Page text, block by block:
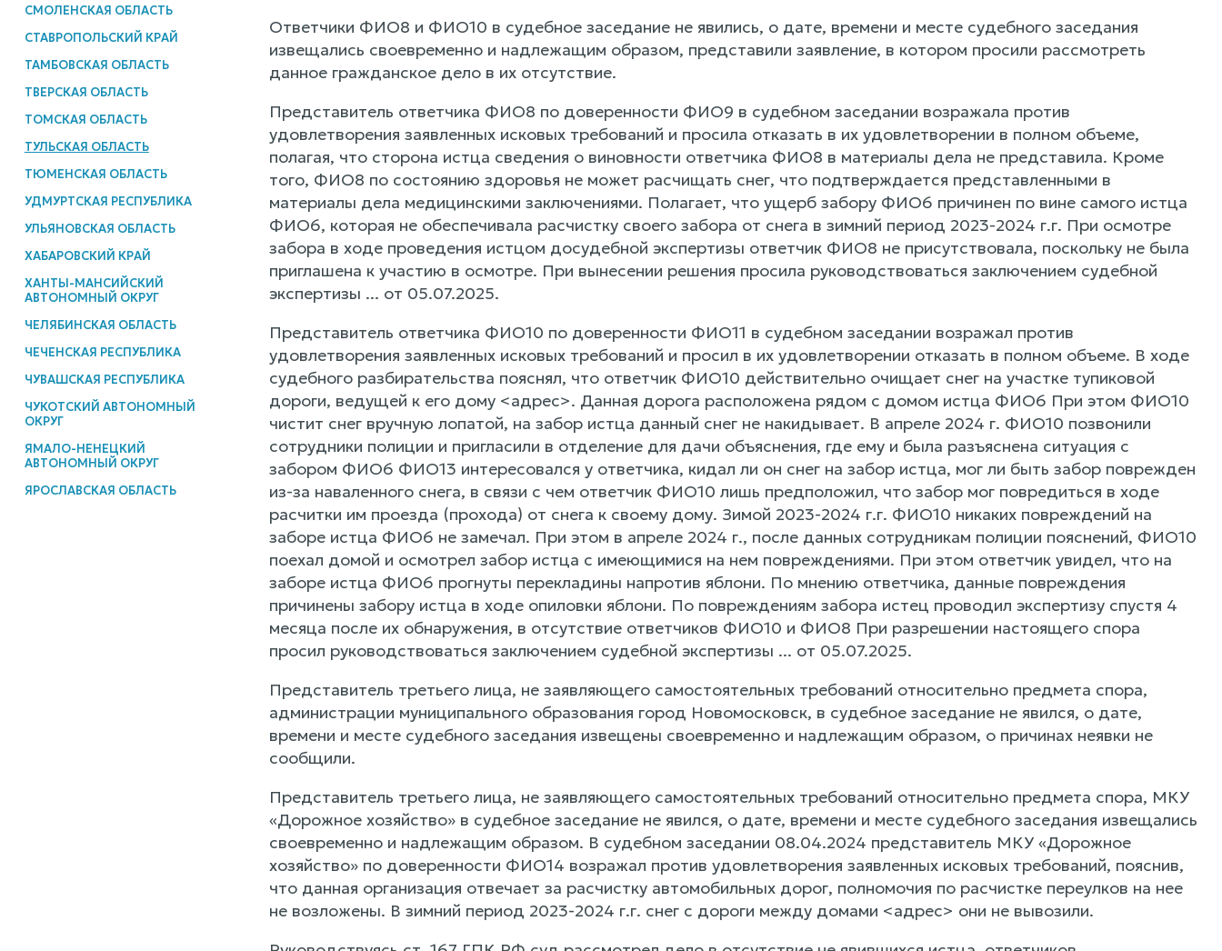
СМОЛЕНСКАЯ ОБЛАСТЬ
СТАВРОПОЛЬСКИЙ КРАЙ
ТАМБОВСКАЯ ОБЛАСТЬ
ТВЕРСКАЯ ОБЛАСТЬ
ТОМСКАЯ ОБЛАСТЬ
ТУЛЬСКАЯ ОБЛАСТЬ
ТЮМЕНСКАЯ ОБЛАСТЬ
УДМУРТСКАЯ РЕСПУБЛИКА
УЛЬЯНОВСКАЯ ОБЛАСТЬ
ХАБАРОВСКИЙ КРАЙ
ХАНТЫ-МАНСИЙСКИЙ
АВТОНОМНЫЙ ОКРУГ
ЧЕЛЯБИНСКАЯ ОБЛАСТЬ
ЧЕЧЕНСКАЯ РЕСПУБЛИКА
ЧУВАШСКАЯ РЕСПУБЛИКА
ЧУКОТСКИЙ АВТОНОМНЫЙ
ОКРУГ
ЯМАЛО-НЕНЕЦКИЙ
АВТОНОМНЫЙ ОКРУГ
ЯРОСЛАВСКАЯ ОБЛАСТЬ
Ответчики ФИО8 и ФИО10 в судебное заседание не явились, о дате, времени и месте судебного заседания
извещались своевременно и надлежащим образом, представили заявление, в котором просили рассмотреть
данное гражданское дело в их отсутствие.
Представитель ответчика ФИО8 по доверенности ФИО9 в судебном заседании возражала против
удовлетворения заявленных исковых требований и просила отказать в их удовлетворении в полном объеме,
полагая, что сторона истца сведения о виновности ответчика ФИО8 в материалы дела не представила. Кроме
того, ФИО8 по состоянию здоровья не может расчищать снег, что подтверждается представленными в
материалы дела медицинскими заключениями. Полагает, что ущерб забору ФИО6 причинен по вине самого истца
ФИО6, которая не обеспечивала расчистку своего забора от снега в зимний период 2023-2024 г.г. При осмотре
забора в ходе проведения истцом досудебной экспертизы ответчик ФИО8 не присутствовала, поскольку не была
приглашена к участию в осмотре. При вынесении решения просила руководствоваться заключением судебной
экспертизы ... от 05.07.2025.
Представитель ответчика ФИО10 по доверенности ФИО11 в судебном заседании возражал против
удовлетворения заявленных исковых требований и просил в их удовлетворении отказать в полном объеме. В ходе
судебного разбирательства пояснял, что ответчик ФИО10 действительно очищает снег на участке тупиковой
дороги, ведущей к его дому <адрес>. Данная дорога расположена рядом с домом истца ФИО6 При этом ФИО10
чистит снег вручную лопатой, на забор истца данный снег не накидывает. В апреле 2024 г. ФИО10 позвонили
сотрудники полиции и пригласили в отделение для дачи объяснения, где ему и была разъяснена ситуация с
забором ФИО6 ФИО13 интересовался у ответчика, кидал ли он снег на забор истца, мог ли быть забор поврежден
из-за наваленного снега, в связи с чем ответчик ФИО10 лишь предположил, что забор мог повредиться в ходе
расчитки им проезда (прохода) от снега к своему дому. Зимой 2023-2024 г.г. ФИО10 никаких повреждений на
заборе истца ФИО6 не замечал. При этом в апреле 2024 г., после данных сотрудникам полиции пояснений, ФИО10
поехал домой и осмотрел забор истца с имеющимися на нем повреждениями. При этом ответчик увидел, что на
заборе истца ФИО6 прогнуты перекладины напротив яблони. По мнению ответчика, данные повреждения
причинены забору истца в ходе опиловки яблони. По повреждениям забора истец проводил экспертизу спустя 4
месяца после их обнаружения, в отсутствие ответчиков ФИО10 и ФИО8 При разрешении настоящего спора
просил руководствоваться заключением судебной экспертизы ... от 05.07.2025.
Представитель третьего лица, не заявляющего самостоятельных требований относительно предмета спора,
администрации муниципального образования город Новомосковск, в судебное заседание не явился, о дате,
времени и месте судебного заседания извещены своевременно и надлежащим образом, о причинах неявки не
сообщили.
Представитель третьего лица, не заявляющего самостоятельных требований относительно предмета спора, МКУ
«Дорожное хозяйство» в судебное заседание не явился, о дате, времени и месте судебного заседания извещались
своевременно и надлежащим образом. В судебном заседании 08.04.2024 представитель МКУ «Дорожное
хозяйство» по доверенности ФИО14 возражал против удовлетворения заявленных исковых требований, пояснив,
что данная организация отвечает за расчистку автомобильных дорог, полномочия по расчистке переулков на нее
не возложены. В зимний период 2023-2024 г.г. снег с дороги между домами <адрес> они не вывозили.